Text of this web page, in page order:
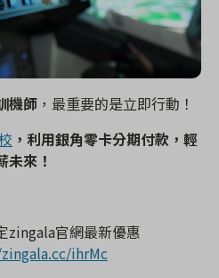
機師 ，最重要的是立即行動！
，利用銀角零卡分期付款，輕
未來！
zingala官網最新優惠
ihrMc